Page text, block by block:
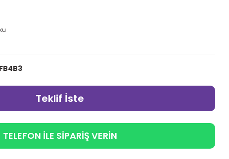
Teklif İste
TELEFON İLE SİPARİŞ VERİN